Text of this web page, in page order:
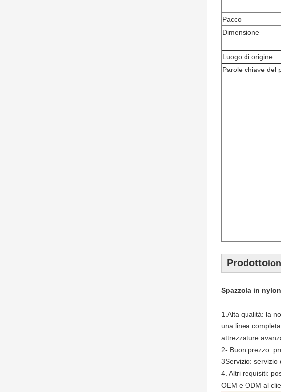
Pacco
Dimensione
Luogo di origine
Parole chiave del
Prodotto
Spazzola in
1.Alta qualità: la
una linea
attrezzature
2- Buon prezzo:
3Servizio: servizio
4. Altri requisiti:
OEM e ODM al